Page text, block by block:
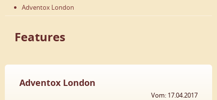
Adventox London
Features
Adventox London
Vom: 17.04.2017